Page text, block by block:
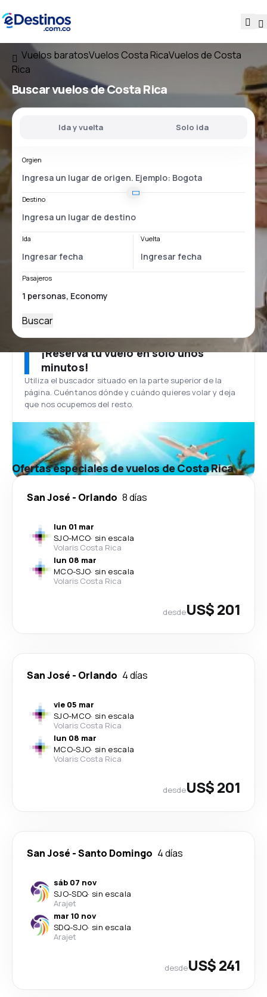
Vuelos baratosVuelos Costa RicaVuelos de Costa
Rica
Buscar vuelosde Costa Rica
Ida y vuelta Solo ida
Orgien
Destino
Ida Vuelta
Pasajeros
Buscar
¡Reserva tu vuelo en solo unos
minutos!
Utiliza el buscador situado en la parte superior de la
página. Cuéntanos dónde y cuándo quieres volar y deja
que nos ocupemos del resto.
Ofertas especiales de vuelos de Costa Rica
San José - Orlando 8 días
lun 01 mar
SJO-MCO· sin escala
Volaris Costa Rica
lun 08 mar
MCO-SJO· sin escala
Volaris Costa Rica
desdeUS$ 201
San José - Orlando 4 días
vie 05 mar
SJO-MCO· sin escala
Volaris Costa Rica
lun 08 mar
MCO-SJO· sin escala
Volaris Costa Rica
desdeUS$ 201
San José -Santo Domingo 4 días
sáb 07 nov
SJO-SDQ· sin escala
Arajet
mar 10 nov
SDQ-SJO· sin escala
Arajet
desdeUS$ 241